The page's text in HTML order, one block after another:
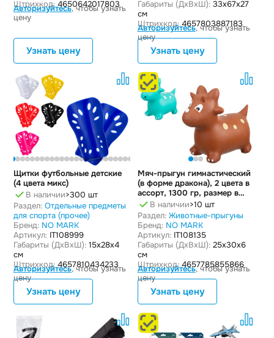
Штрихкод: 4650642017803
Авторизуйтесь, чтобы узнать
цену
Узнать цену
Габариты (ДxВxШ):33x67x27
см
Штрихкод:4657803887183
Авторизуйтесь, чтобы узнать
цену
Узнать цену
Щитки футбольные детские
(4 цвета микс)
В наличии>300 шт
Раздел: Отдельные предметы
для спорта (прочее)
Бренд: NO MARK
Артикул: IT108999
Габариты (ДxВxШ): 15x28x4
см
Штрихкод: 4657810434233
Авторизуйтесь, чтобы узнать
цену
Узнать цену
Мяч-прыгун гимнастический
(в форме дракона), 2 цвета в
ассорт, 1300 гр, размер в
надутом состоянии
В наличии>10 шт
Раздел: Животные-прыгуны
Бренд: NO MARK
Артикул:IT108135
Габариты (ДxВxШ):25x30x6
см
Штрихкод:4657785855866
Авторизуйтесь, чтобы узнать
цену
Узнать цену